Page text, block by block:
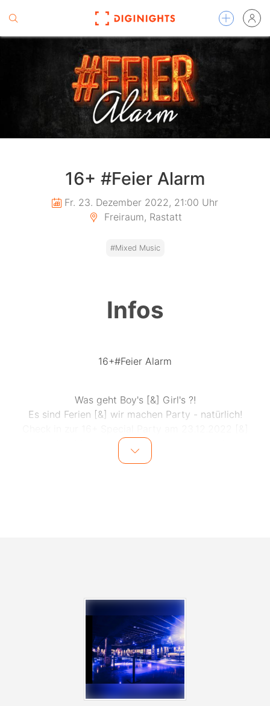
16+ #Feier Alarm
Fr. 23. Dezember 2022, 21:00 Uhr
Freiraum, Rastatt
#Mixed Music
Infos
16+#Feier Alarm
Was geht Boy's [&] Girl's ?!
Es sind Ferien [&] wir machen Party - natürlich!
verpass' nicht wenn der Freiraum wieder mal ganz
gepflegt mit Euch abreißt!
U-18-FORMULAR:https://muttizettel.net/